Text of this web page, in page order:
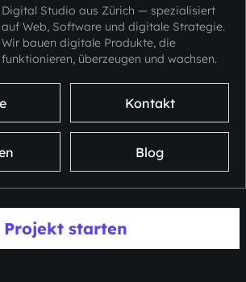
Digital Studio aus Zürich — spezialisiert
auf Web, Software und digitale Strategie.
Wir bauen digitale Produkte, die
funktionieren, überzeugen und wachsen.
Kontakt
Blog
Projekt starten